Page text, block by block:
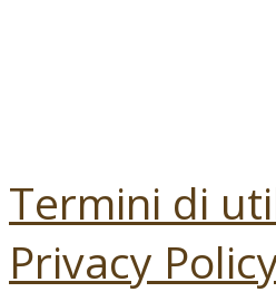
Termini di
Privacy